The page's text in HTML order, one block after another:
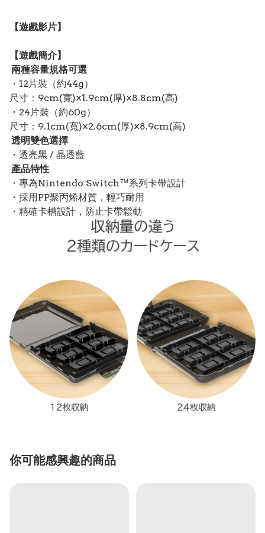
【遊戲影片】
【遊戲簡介】
兩種容量規格可選
・12片裝（約44g）
尺寸：9cm(寬)×1.9cm(厚)×8.8cm(高)
・24片裝（約60g）
尺寸：9.1cm(寬)×2.6cm(厚)×8.9cm(高)
透明雙色選擇
・透亮黑 / 晶透藍
產品特性
・專為Nintendo Switch™系列卡帶設計
・採用PP聚丙烯材質，輕巧耐用
・精確卡槽設計，防止卡帶鬆動
你可能感興趣的商品